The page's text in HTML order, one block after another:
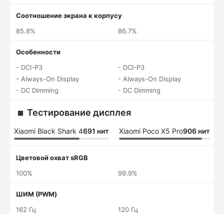
Соотношение экрана к корпусу
85.8%
86.7%
Особенности
- DCI-P3
- Always-On Display
- DC Dimming
- DCI-P3
- Always-On Display
- DC Dimming
Тестирование дисплея
Xiaomi Black Shark 4691 нит Xiaomi Poco X5 Pro906 нит
Цветовой охват sRGB
100%
99.9%
ШИМ (PWM)
162 Гц
120 Гц